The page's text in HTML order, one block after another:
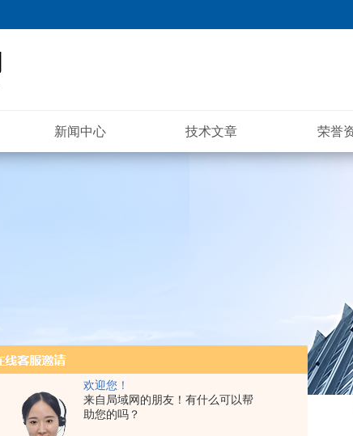
欢迎您！
来自局域网的朋友！有什么可以帮
助您的吗？
新闻中心 技术文章 荣誉